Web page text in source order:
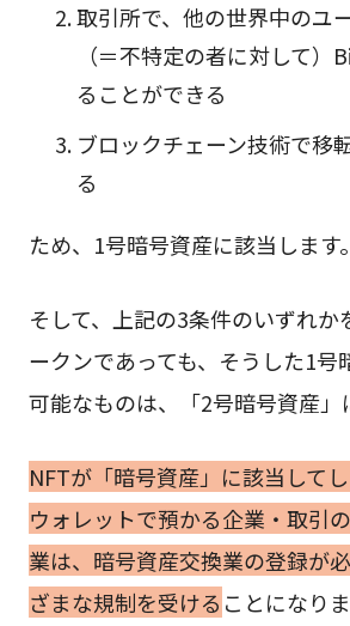
取引所で、他の世界中のユ
（＝不特定の者に対して
ることができる
ブロックチェーン技術で移
る
ため、1号暗号資産に該当します。
そして、上記の3条件のいずれか
ークンであっても、そうした1号
可能なものは、「2号暗号資産」
NFTが「暗号資産」に該当して
ウォレットで預かる企業・取引
業は、暗号資産交換業の登録が
ざまな規制を受ける ことになり